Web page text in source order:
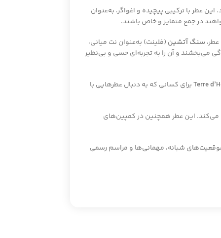
معرفی شد. این عطر با ترکیبی پیچیده و اغواگر، به‌عنوان
در جمع متمایز و خاص باشند.
سنگ آتشین (فلینت) به‌عنوان نت میانی،
می‌بخشند و آن را به تجربه‌ای حسی و بی‌نظیر
Terreبرای کسانی که به دنبال عطرهایی با
می‌کند. این عطر همچنین در کمپین‌های
شبانه، مهمانی‌ها و مراسم رسمی